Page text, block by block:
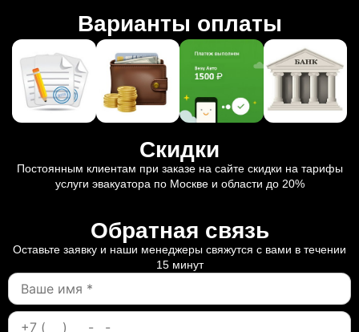
Варианты оплаты
Скидки
Постоянным клиентам при заказе на сайте скидки на тарифы
услуги эвакуатора по Москве и области до 20%
Обратная связь
Оставьте заявку и наши менеджеры свяжутся с вами в течении
15 минут